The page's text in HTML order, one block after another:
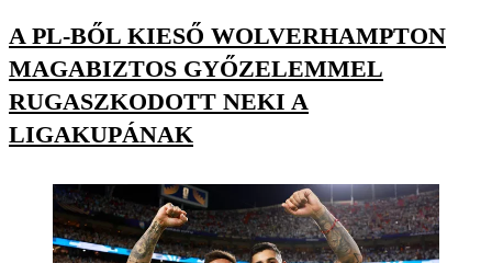
A PL-BŐL KIESŐ WOLVERHAMPTON
MAGABIZTOS GYŐZELEMMEL
RUGASZKODOTT NEKI A
LIGAKUPÁNAK